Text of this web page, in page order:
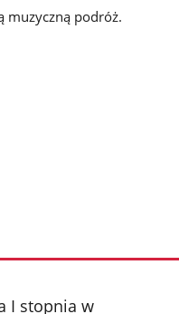
muzyczną podróż.
I stopnia w